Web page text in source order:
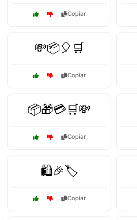
Copiar
💸📦🎈🛒
Copiar
📦🎁💳🛒💸
Copiar
🛍️🎉🏷️
Copiar